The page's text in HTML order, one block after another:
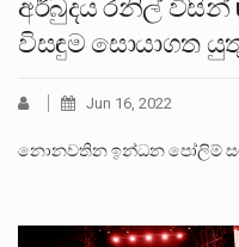
අර්බුදය රනිල් විසින්
විසඳුම සොයාගත
Jun 16, 2022
නොනවතින ඉන්ධන පෝලිම්